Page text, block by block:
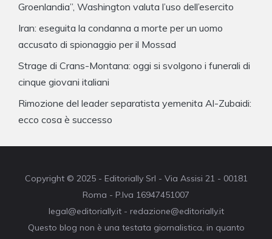
Groenlandia”, Washington valuta l’uso dell’esercito
Iran: eseguita la condanna a morte per un uomo
accusato di spionaggio per il Mossad
Strage di Crans-Montana: oggi si svolgono i funerali di
cinque giovani italiani
Rimozione del leader separatista yemenita Al-Zubaidi:
ecco cosa è successo
Copyright © 2025 - Editorially Srl - Via Assisi 21 - 00181
Roma - P.Iva 16947451007
legal@editorially.it - redazione@editorially.it
Questo blog non è una testata giornalistica, in quanto